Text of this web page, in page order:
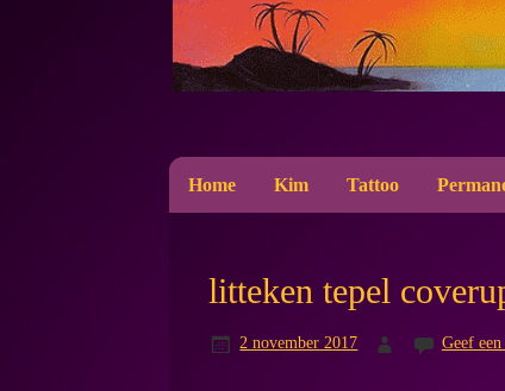
Home Kim Tattoo
litteken tepel
2 november 2017 Geef